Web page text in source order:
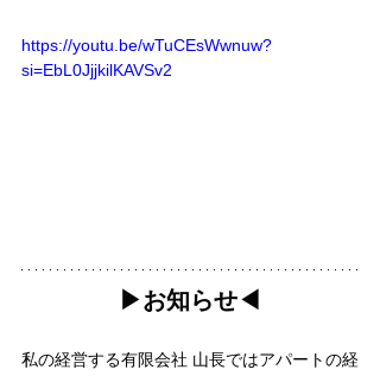
https://youtu.be/wTuCEsWwnuw?
si=EbL0JjjkilKAVSv2
▶︎お知らせ◀︎
私の経営する有限会社 山長ではアパートの経